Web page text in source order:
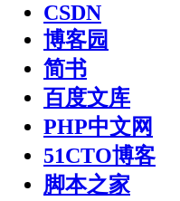
CSDN
博客园
简书
百度文库
PHP中文网
51CTO博客
脚本之家